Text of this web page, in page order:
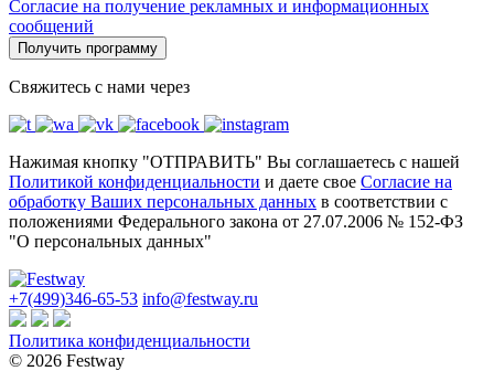
Согласие на получение рекламных и информационных
сообщений
Получить программу
Свяжитесь с нами через
Нажимая кнопку "ОТПРАВИТЬ" Вы соглашаетесь с нашей
Политикой конфиденциальности и даете свое Согласие на
обработку Ваших персональных данных в соответствии с
положениями Федерального закона от 27.07.2006 № 152-ФЗ
"О персональных данных"
+7(499)346-65-53 info@festway.ru
Политика конфиденциальности
© 2026 Festway